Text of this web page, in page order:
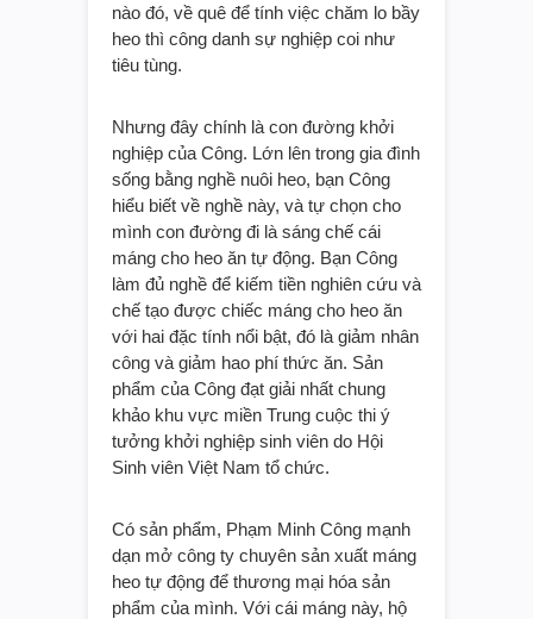
nào đó, về quê để tính việc chăm lo bầy
heo thì công danh sự nghiệp coi như
tiêu tùng.
Nhưng đây chính là con đường khởi
nghiệp của Công. Lớn lên trong gia đình
sống bằng nghề nuôi heo, bạn Công
hiểu biết về nghề này, và tự chọn cho
mình con đường đi là sáng chế cái
máng cho heo ăn tự động. Bạn Công
làm đủ nghề để kiếm tiền nghiên cứu và
chế tạo được chiếc máng cho heo ăn
với hai đặc tính nổi bật, đó là giảm nhân
công và giảm hao phí thức ăn. Sản
phẩm của Công đạt giải nhất chung
khảo khu vực miền Trung cuộc thi ý
tưởng khởi nghiệp sinh viên do Hội
Sinh viên Việt Nam tổ chức.
Có sản phẩm, Phạm Minh Công mạnh
dạn mở công ty chuyên sản xuất máng
heo tự động để thương mại hóa sản
phẩm của mình. Với cái máng này, hộ